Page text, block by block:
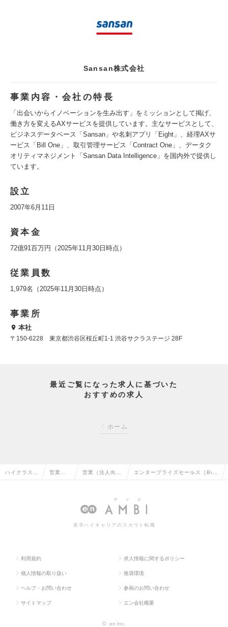
Sansan株式会社
事業内容・会社の特長
「出会いからイノベーションを生み出す」をミッションとして掲げ、
働き方を変えるAXサービスを提供しています。主なサービスとして、
ビジネスデータベース「Sansan」や名刺アプリ「Eight」、経理AXサ
ービス「Bill One」、取引管理サービス「Contract One」、データク
オリティマネジメント「Sansan Data Intelligence」を国内外で提供し
ています。
設立
2007年6月11日
資本金
72億91百万円（2025年11月30日時点）
従業員数
1,979名（2025年11月30日時点）
事業所
本社
〒150-6228 東京都渋谷区桜丘町1-1 渋谷サクラステージ 28F
最近ご覧になった求人に基づいた
おすすめの求人
ホーム
ハイクラス求 営業系 営業（法人向 エンタープライズセールス［Bil
若手ハイキャリアのスカウト転職
利用規約 求人情報に関するポリシー
個人情報の取り扱い 推奨環境
ヘルプ・お問い合わせ 参画のお問い合わせ
サイトマップ エン会社概要
© en Inc.